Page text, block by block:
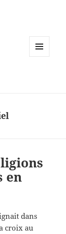
en
dans
croix au